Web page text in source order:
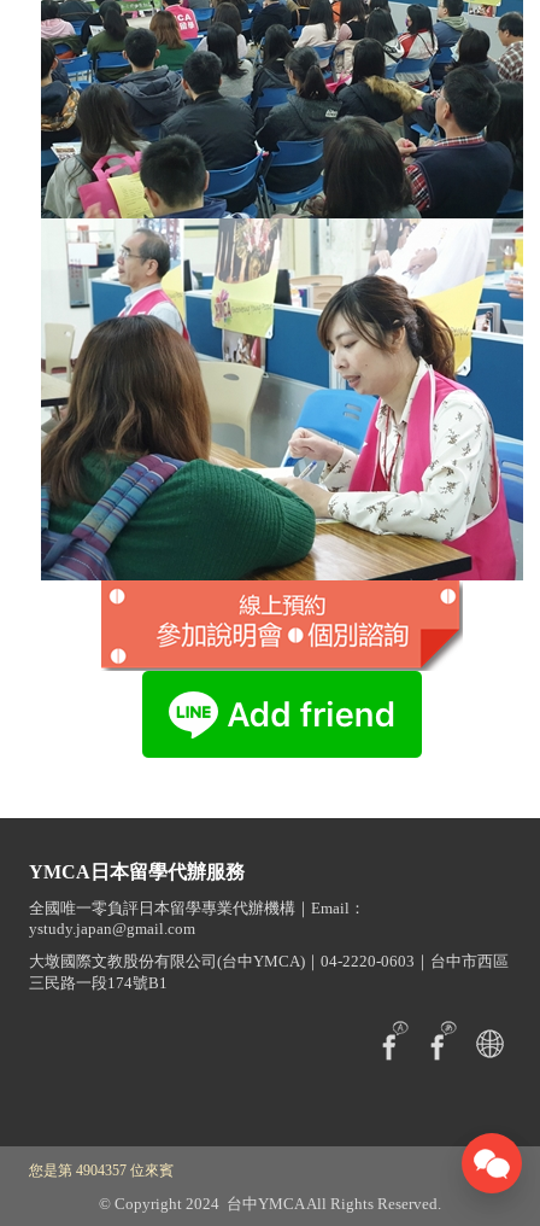
YMCA日本留學代辦服務
全國唯一零負評日本留學專業代辦機構｜Email：
ystudy.japan@gmail.com
大墩國際文教股份有限公司(台中YMCA)｜04-2220-0603｜台中市西區
三民路一段174號B1
您是第 4904357 位來賓
© Copyright 2024 台中YMCA All Rights Reserved.